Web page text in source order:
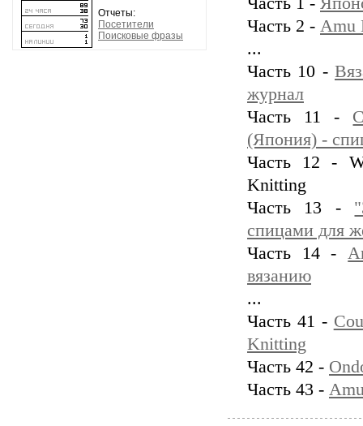
Отчеты:
Посетители
Поисковые фразы
Часть 2 - Amu
...
Часть 10 -
журнал
Часть 11 -
(Япония) -
Часть 12 -
Knitting
Часть 13 -
спицами для
Часть 14 -
вязанию
...
Часть 41 -
Knitting
Часть 42 -
Часть 43 -